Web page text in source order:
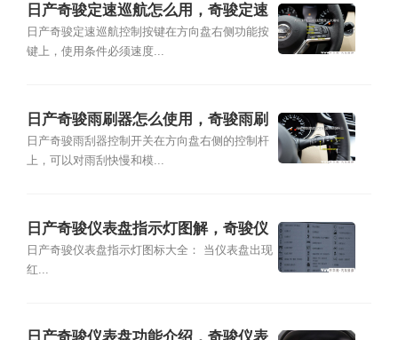
日产奇骏定速巡航怎么用，奇骏定速
巡航开关图解
日产奇骏定速巡航控制按键在方向盘右侧功能按
键上，使用条件必须速度...
日产奇骏雨刷器怎么使用，奇骏雨刷
器使用图解
日产奇骏雨刮器控制开关在方向盘右侧的控制杆
上，可以对雨刮快慢和模...
日产奇骏仪表盘指示灯图解，奇骏仪
表盘图标大全
日产奇骏仪表盘指示灯图标大全： 当仪表盘出现
红...